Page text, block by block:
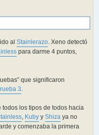
al Stainlerazo. Xeno detectó
para darme 4 puntos,
que significaron
3.
los tipos de todos hacia
, Kuby y Shiza ya no
y comenzaba la primera